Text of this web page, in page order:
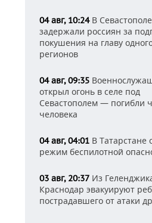
04 авг, 10:24В Севастополе
задержали россиян за
покушения на главу
регионов
04 авг, 09:35
открыл огонь в селе под
Севастополем — погибли
человека
04 авг, 04:01 В Татарстане
режим беспилотной
03 авг, 20:37 Из
Краснодар эвакуируют
пострадавшего от атаки